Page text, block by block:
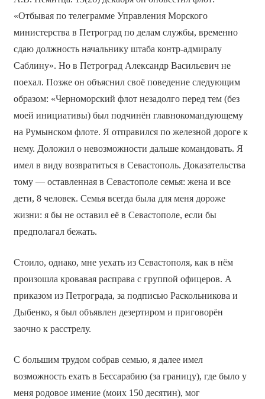
«Отбывая по телеграмме Управления Морского
министерства в Петроград по делам службы, временно
сдаю должность начальнику штаба контр-адмиралу
Саблину». Но в Петроград Александр Васильевич не
поехал. Позже он объяснил своё поведение следующим
образом: «Черноморский флот незадолго перед тем (без
моей инициативы) был подчинён главнокомандующему
на Румынском флоте. Я отправился по железной дороге к
нему. Доложил о невозможности дальше командовать. Я
имел в виду возвратиться в Севастополь. Доказательства
тому — оставленная в Севастополе семья: жена и все
дети, 8 человек. Семья всегда была для меня дороже
жизни: я бы не оставил её в Севастополе, если бы
предполагал бежать.
Стоило, однако, мне уехать из Севастополя, как в нём
произошла кровавая расправа с группой офицеров. А
приказом из Петрограда, за подписью Раскольникова и
Дыбенко, я был объявлен дезертиром и приговорён
заочно к расстрелу.
С большим трудом собрав семью, я далее имел
возможность ехать в Бессарабию (за границу), где было у
меня родовое имение (моих 150 десятин), мог